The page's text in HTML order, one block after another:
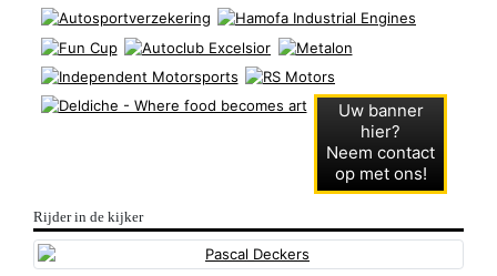
Uw banner
hier?
Neem contact
op met ons!
Rijder in de kijker